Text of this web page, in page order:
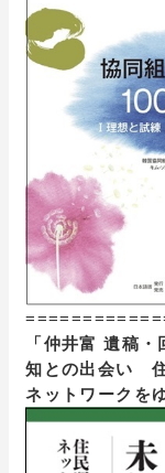
「仲井富 遺稿
知との出会い
ネットワークを